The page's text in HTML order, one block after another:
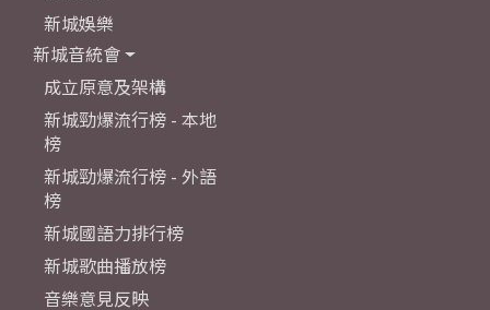
新城娛樂
新城音統會
成立原意及架構
新城勁爆流行榜 - 本地
榜
新城勁爆流行榜 - 外語
榜
新城國語力排行榜
新城歌曲播放榜
音樂意見反映